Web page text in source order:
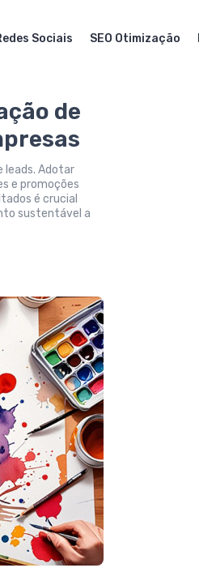
Sociais SEO Otimização
de
leads. Adotar
e promoções
é crucial
sustentável a